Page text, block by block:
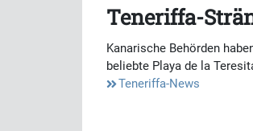
Teneriffa-
Kanarische Behörden
beliebte Playa de la
Teneriffa-News